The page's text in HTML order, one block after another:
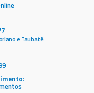
e Taubaté.